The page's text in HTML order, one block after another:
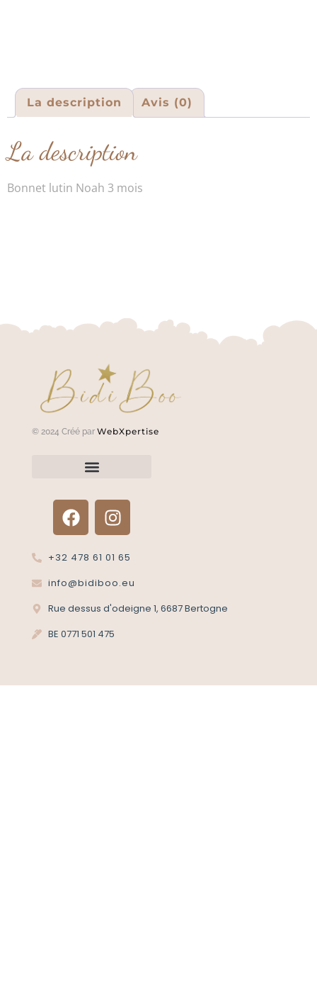
La description Avis (0)
La description
Bonnet lutin Noah 3 mois
© 2024 Créé par WebXpertise
+32 478 61 01 65
info@bidiboo.eu
Rue dessus d'odeigne 1, 6687 Bertogne
BE 0771 501 475